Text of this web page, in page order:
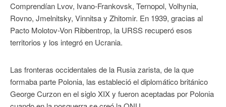
Comprendían Lvov, Ivano-Frankovsk, Ternopol, Volhynia,
Rovno, Jmelnitsky, Vinnitsa y Zhitomir. En 1939, gracias al
Pacto Molotov-Von Ribbentrop, la URSS recuperó esos
territorios y los integró en Ucrania.
Las fronteras occidentales de la Rusia zarista, de la que
formaba parte Polonia, las estableció el diplomático británico
George Curzon en el siglo XIX y fueron aceptadas por Polonia